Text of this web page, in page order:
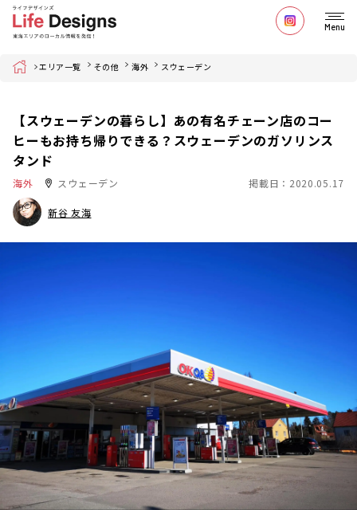
Menu
Home エリア一覧 その他 海外 スウェーデン
【スウェーデンの暮らし】あの有名チェーン店のコー
ヒーもお持ち帰りできる？スウェーデンのガソリンス
タンド
海外 スウェーデン 掲載日：2020.05.17
新谷 友海